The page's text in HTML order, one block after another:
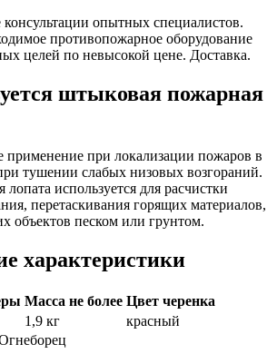
консультации опытных специалистов.
противопожарное оборудование
целей по невысокой цене. Доставка.
штыковая пожарная
применение при локализации пожаров в
тушении слабых низовых возгораний.
используется для расчистки
перетаскивания горящих материалов,
объектов песком или грунтом.
характеристики
Масса не более Цвет черенка
1,9 кг красный